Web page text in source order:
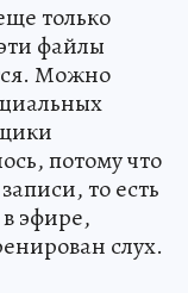
только
файлы
Можно
потому что
то есть
эфире,
слух.